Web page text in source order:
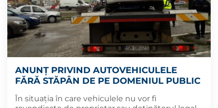
ANUNȚ PRIVIND AUTOVEHICULELE
FĂRĂ STĂPÂN DE PE DOMENIUL PUBLIC
În situația în care vehiculele nu vor fi